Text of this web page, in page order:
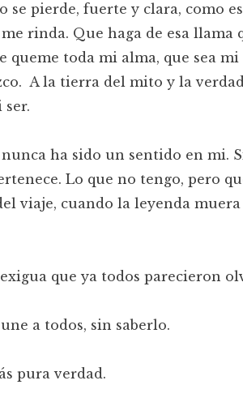
se pierde, fuerte y clara, como
rinda. Que haga de esa llama
queme toda mi alma, que sea
A la tierra del mito y la
ha sido un sentido en mi.
Lo que no tengo, pero
viaje, cuando la leyenda
que ya todos parecieron
a todos, sin saberlo.
pura verdad.